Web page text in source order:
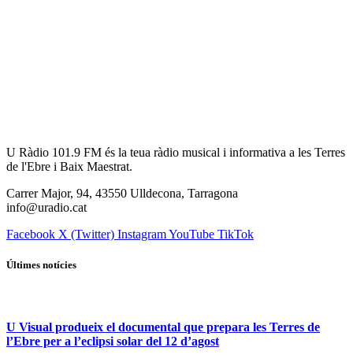
U Ràdio 101.9 FM és la teua ràdio musical i informativa a les Terres
de l'Ebre i Baix Maestrat.
Carrer Major, 94, 43550 Ulldecona, Tarragona
info@uradio.cat
Facebook X (Twitter) InstagramYouTube TikTok
Últimes notícies
U Visual produeix el documental que prepara les Terres de
l’Ebre per a l’eclipsi solar del 12 d’agost